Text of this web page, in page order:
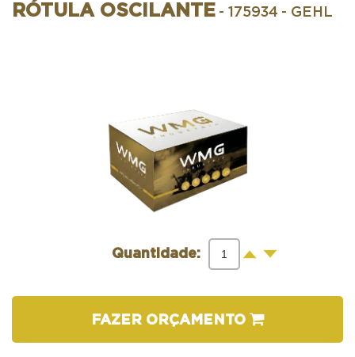
RÓTULA OSCILANTE - 175934 - GEHL
Quantidade: + -
FAZER ORÇAMENTO